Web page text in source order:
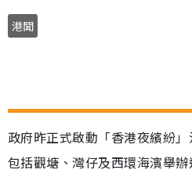
港聞
政府昨正式啟動「香港夜繽紛
包括觀塘、灣仔及西環海濱舉